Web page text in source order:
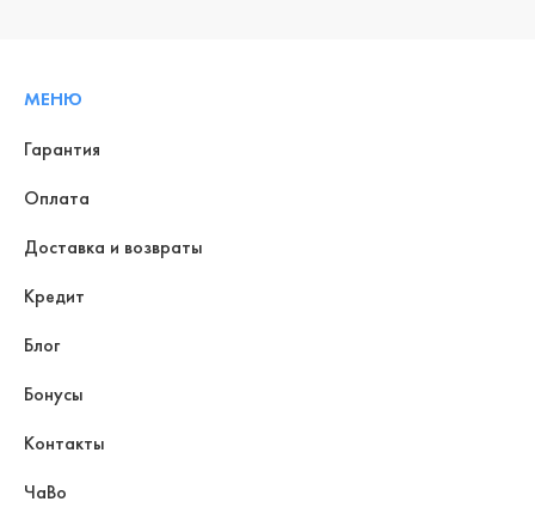
МЕНЮ
Гарантия
Оплата
Доставка и возвраты
Кредит
Блог
Бонусы
Контакты
ЧаВо